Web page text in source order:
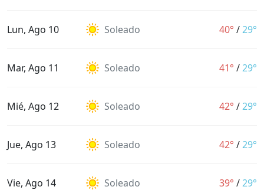
Lun, Ago 10 Soleado 40° /29°
Mar, Ago 11 Soleado 41° /29°
Mié, Ago 12 Soleado 42° /29°
Jue, Ago 13 Soleado 42° /29°
Vie, Ago 14 Soleado 39° /29°